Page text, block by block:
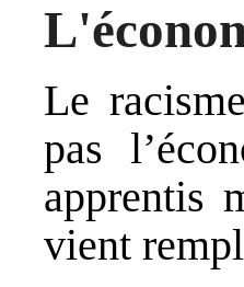
Le
pas
apprentis
vient